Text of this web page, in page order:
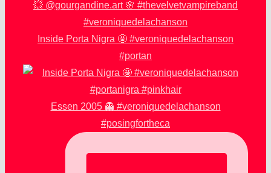
Inside Porta Nigra 🤩 #veroniquedelachanson
#portan
Essen 2005 👻 #veroniquedelachanson
#posingfortheca